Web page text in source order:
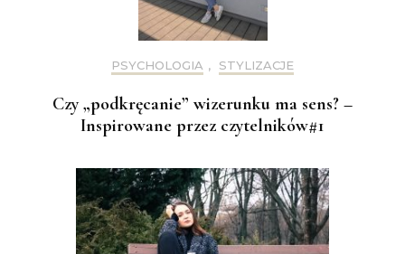
PSYCHOLOGIA , STYLIZACJE
Czy „podkręcanie” wizerunku ma sens? –
Inspirowane przez czytelników#1